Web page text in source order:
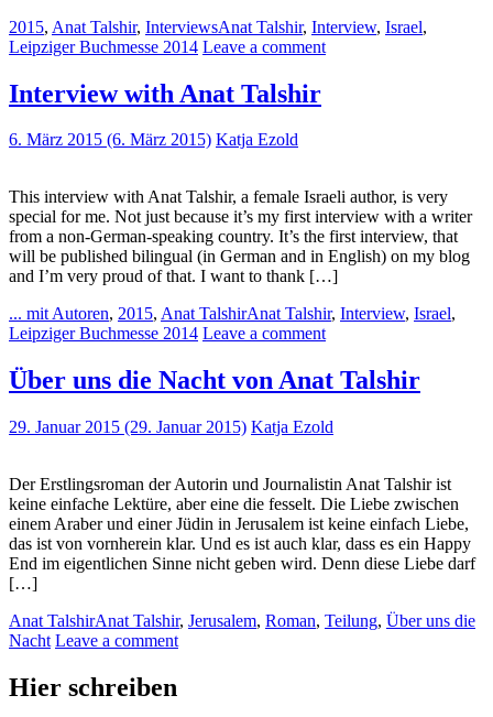
2015, Anat Talshir, InterviewsAnat Talshir, Interview, Israel,
Leipziger Buchmesse 2014 Leave a comment
Interview with Anat Talshir
6. März 2015 (6. März 2015) Katja Ezold
This interview with Anat Talshir, a female Israeli author, is very
special for me. Not just because it’s my first interview with a writer
from a non-German-speaking country. It’s the first interview, that
will be published bilingual (in German and in English) on my blog
and I’m very proud of that. I want to thank […]
... mit Autoren, 2015, Anat TalshirAnat Talshir, Interview, Israel,
Leipziger Buchmesse 2014 Leave a comment
Über uns die Nacht von Anat Talshir
29. Januar 2015 (29. Januar 2015) Katja Ezold
Der Erstlingsroman der Autorin und Journalistin Anat Talshir ist
keine einfache Lektüre, aber eine die fesselt. Die Liebe zwischen
einem Araber und einer Jüdin in Jerusalem ist keine einfach Liebe,
das ist von vornherein klar. Und es ist auch klar, dass es ein Happy
End im eigentlichen Sinne nicht geben wird. Denn diese Liebe darf
[…]
Anat TalshirAnat Talshir, Jerusalem, Roman, Teilung, Über uns die
Nacht Leave a comment
Hier schreiben